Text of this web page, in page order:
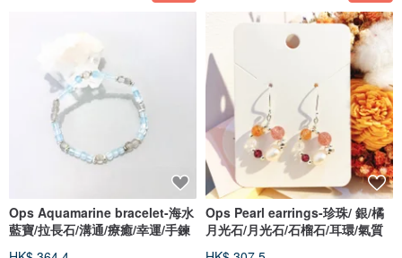
Ops Aquamarine bracelet-海水
藍寶/拉長石/溝通/療癒/幸運/手鍊
Ops Pearl earrings-珍珠/ 銀/橘
月光石/月光石/石榴石/耳環/氣質